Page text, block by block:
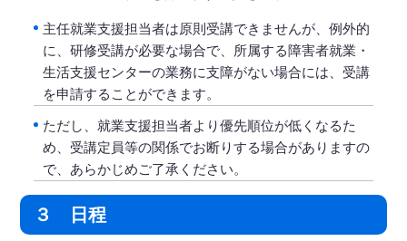
主任就業支援担当者は原則受講できませんが、例外的
に、研修受講が必要な場合で、所属する障害者就業・
生活支援センターの業務に支障がない場合には、受講
を申請することができます。
ただし、就業支援担当者より優先順位が低くなるた
め、受講定員等の関係でお断りする場合がありますの
で、あらかじめご了承ください。
３ 日程